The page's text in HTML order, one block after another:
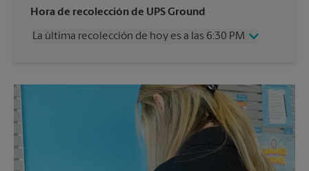
Miércoles
6:30 PM
Viernes
6:30 PM
Lunes
6:30 PM
6:30 PM
Hora de recolección de UPS Ground
La última recolección de hoy es a las 6:30 PM
6:30 PM
Sin Recolección
Sin Recolección
6:30 PM